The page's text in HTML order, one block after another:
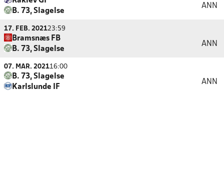
B. 73, Slagelse
ANN
17. FEB. 202123:59
Bramsnæs FB
B. 73, Slagelse
ANN
07. MAR. 202116:00
B. 73, Slagelse
Karlslunde IF
ANN